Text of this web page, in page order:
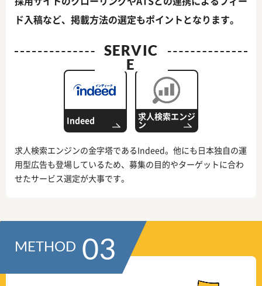
SERVIC
E
Indeed
求人検索エンジ
ン
求人検索エンジンの金字塔であるIndeed。他にも日本独自の運
用型広告も登場しているため、募集の目的やターゲットに合わ
せたサービス選定が大事です。
ド入稿など、掲載方法の選定もポイントとなります。
METHOD 03